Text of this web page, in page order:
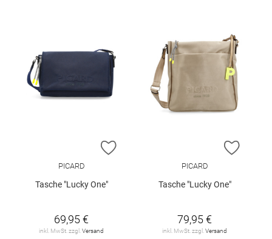
ZUR WUNSCHLISTE HINZUFÜGEN
PICARD
Tasche "Lucky One"
69,95 €
inkl. MwSt. zzgl.Versand
ZUR
PICARD
Tasche "Lucky One"
79,95 €
inkl. MwSt. zzgl.Versand